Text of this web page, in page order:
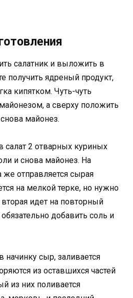
салатник и выложить в
получить ядреный продукт,
кипятком. Чуть-чуть
а сверху положить
майонез.
салат 2 отварных куриных
и снова майонез. На
отправляется сырая
на мелкой терке, но нужно
идет на повторный
добавить соль и
начинку сыр, заливается
из оставшихся частей
из них поливается